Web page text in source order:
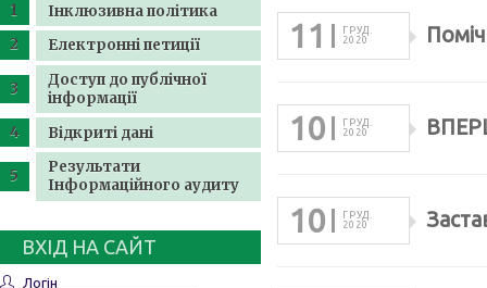
Інклюзивна політика
Електронні петиції
Доступ до публічної
інформації
Відкриті дані
Результати
Інформаційного аудиту
ВХІД НА САЙТ
Логін
11
ГРУД.
2020
10
ГРУД.
2020
10
ГРУД.
2020